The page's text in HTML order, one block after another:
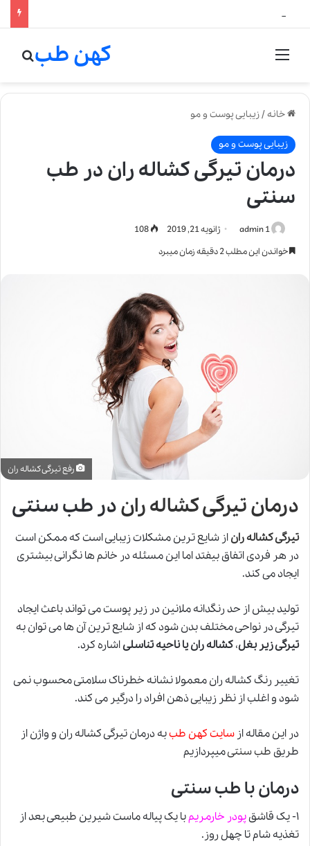
منو کهن طب
خانه/زیبایی پوست و مو
زیبایی پوست و مو
درمان تیرگی کشاله ران در طب
سنتی
admin 1 ژانویه 21, 2019
خواندن این مطلب 2 دقیقه زمان میبرد
رفع تیرگی کشاله ران
درمان تیرگی کشاله راندر طب سنتی
تیرگی کشاله راناز شایع ترین مشکلات زیبایی است که ممکن است
در هر فردی اتفاق بیفتد اما این مسئله در خانم ها نگرانی بیشتری
ایجاد می کند.
تولید بیش از حد رنگدانه ملانین در زیر پوست می تواند باعث ایجاد
تیرگی در نواحی مختلف بدن شود که از شایع ترین آن ها می توان به
تیرگی زیر بغل،کشاله ران یا ناحیه تناسلیاشاره کرد.
تغییر رنگ کشاله ران معمولا نشانه خطرناک سلامتی محسوب نمی
شود و اغلب از نظر زیبایی ذهن افراد را درگیر می کند.
در این مقاله از سایتکهن طببه درمان تیرگی کشاله ران و واژن از
طریقطب سنتیمیپردازیم
درمان با طب سنتی
۱- یک قاشق پودر خارمریمبا یک پیاله ماست شیرین طبیعی بعد از
تغذیه شام تا چهل روز.